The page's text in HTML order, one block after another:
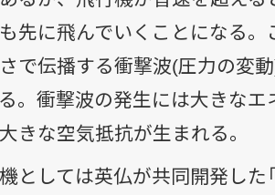
先に飛んでいくことになる
で伝播する衝撃波(圧力の変
。衝撃波の発生には大きなエ
きな空気抵抗が生まれる。
としては英仏が共同開発した